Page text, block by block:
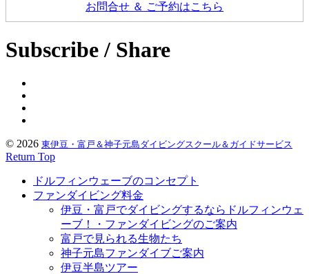
お問合せ ＆ ご予約はこちら
Subscribe / Share
© 2026 東伊豆・富戸＆神子元島ダイビングスクール＆ガイドサービス
Return Top
ドルフィンウェーブのコンセプト
ファンダイビング料金
伊豆・富戸でダイビングするならドルフィンウェ
ーブ！・ファンダイビングのご案内
富戸で見られる生物たち
神子元島ファンダイブご案内
伊豆半島ツアー